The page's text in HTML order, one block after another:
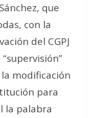
que
con la
del CGPJ
modificación
para
la palabra